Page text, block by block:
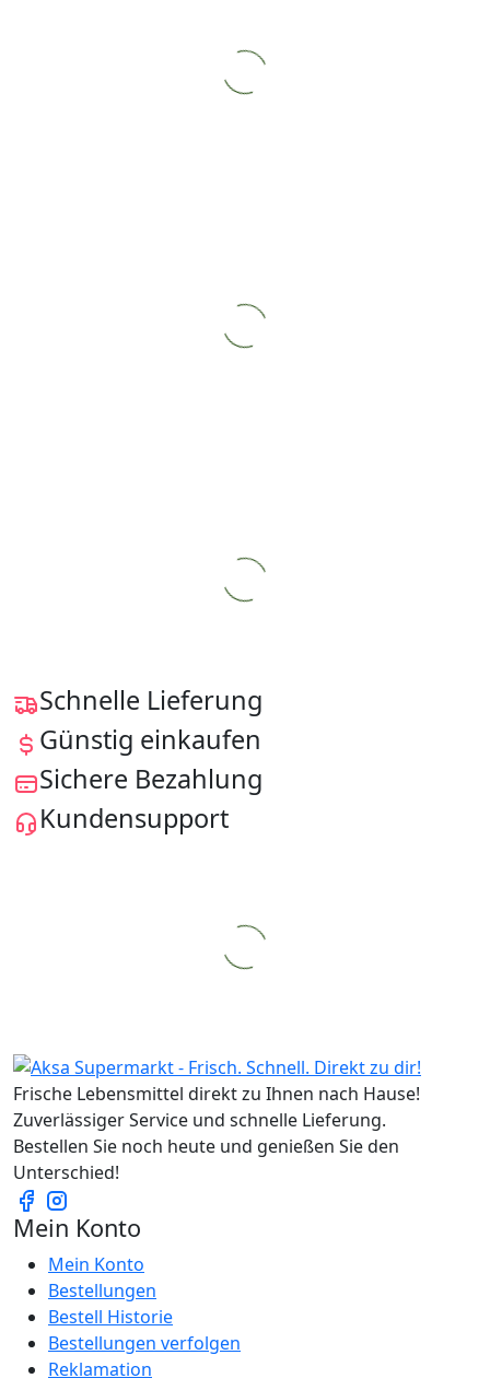
Schnelle Lieferung
Günstig einkaufen
Sichere Bezahlung
Kundensupport
Frische Lebensmittel direkt zu Ihnen nach Hause!
Zuverlässiger Service und schnelle Lieferung.
Bestellen Sie noch heute und genießen Sie den
Unterschied!
Mein Konto
Mein Konto
Bestellungen
Bestell Historie
Bestellungen verfolgen
Reklamation